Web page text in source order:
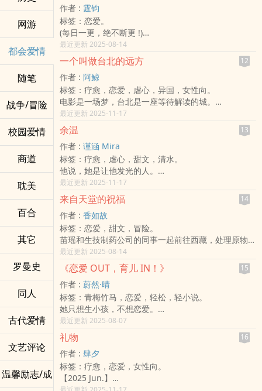
网游
都会爱情
随笔
战争/冒险
校园爱情
商道
耽美
百合
其它
罗曼史
同人
古代爱情
文艺评论
温馨励志/成
那些习以为常，不以为然，已经变得无法忽视。
如果有天，这份温柔不再属于我，这样的日常画下句
点。
我该何去何从？
或许这场跨越快二十年的爱情长跑战，
该由我走向那个始终等待我的唯一了。
Chapter01 等待与告白
Chapter02 礼物与未来
Chapter03 挑战与看法
Chapter04 喜欢与头贴
Chapter05 违和与邀约
Chapter06 冲突与拯救
Chapter07 毁灭与嫉妒
Chapter08 成长与答案
Chapter09 唯一
★小标签 #青梅竹马 #第一人称 #犬系男主 #网路社群
#家庭关系 #成长 #薰衣草
#披着都爱皮，有一部份校爱，我来算算有几％
★书封 感谢 ｜ 无名栗 ｜ 时舞 | 樱凛｜唯沁｜韩恋｜
木珺（现为木珺制作，非常感谢！）
★更文状态 06/15更新Chapter01(01)
06/15起日更，IG限动同步记录
07/26起日双更至完结（连载完成后，会重新校稿与修
正句子，整体剧情不影响）
08/03正文完结
08/04更新后记
★相关作品 《奔向你的星眸》
♫推荐歌曲 back number《HAPPY BIRTHDAY》
back number《クリスマスソング》
☆murmur （2025.07.27更新）
犹豫后还是决定改成都爱了（以故事「现在」为主）
作者 : 霆钧
标签：恋爱。
(每日一更，绝不断更 !)
一对冬岭大学的学姊学弟，在遥远的山城，写下一篇篇
爱的小诗。
然而一连串的厄运和对彼此的误解，使得他们最终劳燕
分飞，天各一方。
十数年后，他俩都成为杰出的律师，在法庭上数度相
遇，针锋相对。却也因而发现，自己始终是对方心中的
挚爱。
同时，遥远的山城也因时间的洗礼，而沧海桑田，人事
尽非。
最近更新 2025-08-14
一个叫做台北的远方 12
作者 : 阿鲸
标签：疗愈，恋爱，虐心，异国，女性向。
电影是一场梦，台北是一座等待解读的城。
四年前北海道的邂逅，少女与鹿的一幕定格成摄影展的
代表作，也悄悄种下了一段命运的牵系。她是天赋异禀
却背负失忆与创伤的摄影记者，他是荣获国际大奖的艺
术导演。命运兜兜转转，两人终于在电影《一个叫做台
北的远方》剧组重逢，却不知彼此正一步步逼近尘封的
真相。
他是导演，沉默如影；她是摄影师，光芒如炬。 他记
得她的眼神，她却忘了他的一切。 他们在电影里重
逢，也在记忆里重建爱情。 这是一场关于创作与疗愈
的旅程， 也是一封写给台北、写给远方、写给爱的长
信。
爱与记忆、梦想与病痛、选择与牺牲，在这座台北城里
交织成诗。过往与未来的奔赴，不只是为了一场电影，
更是一次灵魂的朝圣。
​​​已改编成电影剧本，并获台北电影委员会「拍台北」剧
本甄选之「银剧本奖」。
最近更新 2025-11-17
余温 13
作者 : 谨涵 Mira
标签：疗愈，虐心，甜文，清水。
他说，她是让他发光的人。
她说，那我就许你更耀眼。
可光太亮的时候，影子会开始痛。
这是一场错位的爱——
两个人都想让对方幸福，却一点一点失去了自己。
爱能成全，也能吞噬。
而她终于明白，原来让人发光，也需要代价。
最近更新 2025-11-17
来自天堂的祝福 14
作者 : 香如故
标签：恋爱，甜文，冒险。
苗瑶和生技制药公司的同事一起前往西藏，处理原物料
的进口签约事项。
苗瑶搭机时偶遇陌生男人扎西，扎西阻止苗瑶前往日喀
则，两人在工作和健康之间拉扯，直到男人说自己是扎
西时，苗瑶才明白他就是签约的对象，于是不再坚持西
行。
两人相处的期间，苗瑶对扎西的好感逐渐增加，扎西请
求苗瑶留下来，苗瑶则是希望扎西和自己一起回到故
乡，不应该留在异地，直到扎西说出自己的往事。
最近更新 2025-08-14
《恋爱 OUT，育儿 IN！》 15
作者 : 蔚然·晴
标签：青梅竹马，恋爱，轻松，轻小说。
她只想生小孩，不想恋爱。
他只想陪她，不想错过。
从育儿合伙人，到彼此生命中最温柔的家人——
这不是一场恋爱的开始，而是两个人决定一起走完一生
的故事。
最近更新 2025-08-07
礼物 16
作者 : 肆夕
标签：疗愈，恋爱，女性向。
【2025 Jun.】